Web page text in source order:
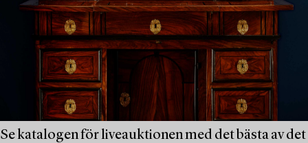
Se katalogen för liveauktionen med det bästa av det